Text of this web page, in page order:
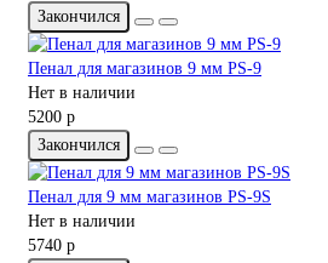
Закончился
Пенал для магазинов 9 мм PS-9
Нет в наличии
5200 р
Закончился
Пенал для 9 мм магазинов PS-9S
Нет в наличии
5740 р